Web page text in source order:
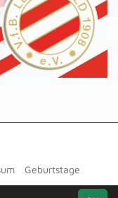
Geburtstage